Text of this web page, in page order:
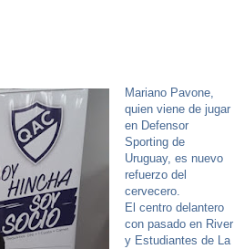
Mariano Pavone,
quien viene de jugar
en Defensor
Sporting de
Uruguay, es nuevo
refuerzo del
cervecero.
El centro delantero
con pasado en River
y Estudiantes de La